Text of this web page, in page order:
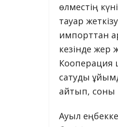
өлместің
тауар
импорттан
кезінде жер
Кооперация
сатуды
айтып, соны
Ауыл